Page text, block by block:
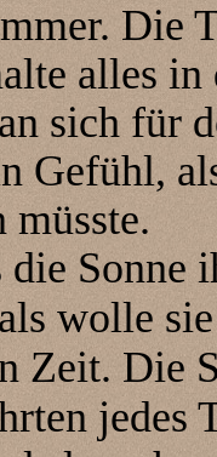
Die
alles
sich für
Gefühl,
müsste.
Sonne
wolle
Zeit. Die
jedes